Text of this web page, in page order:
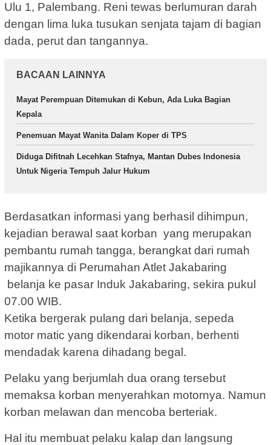
Ulu 1, Palembang. Reni tewas berlumuran darah
dengan lima luka tusukan senjata tajam di bagian
dada, perut dan tangannya.
BACAAN LAINNYA
Mayat Perempuan Ditemukan di Kebun, Ada Luka Bagian
Kepala
Penemuan Mayat Wanita Dalam Koper di TPS
Diduga Difitnah Lecehkan Stafnya, Mantan Dubes Indonesia
Untuk Nigeria Tempuh Jalur Hukum
Berdasatkan informasi yang berhasil dihimpun,
kejadian berawal saat korban yang merupakan
pembantu rumah tangga, berangkat dari rumah
majikannya di Perumahan Atlet Jakabaring
belanja ke pasar Induk Jakabaring, sekira pukul
07.00 WIB.
Ketika bergerak pulang dari belanja, sepeda
motor matic yang dikendarai korban, berhenti
mendadak karena dihadang begal.
Pelaku yang berjumlah dua orang tersebut
memaksa korban menyerahkan motornya. Namun
korban melawan dan mencoba berteriak.
Hal itu membuat pelaku kalap dan langsung